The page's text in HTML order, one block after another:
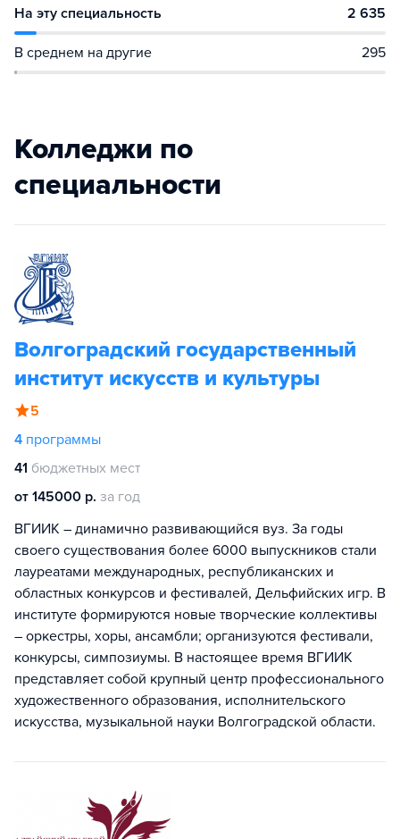
На эту специальность 2 635
В среднем на другие 295
Колледжи по
специальности
Волгоградский государственный
институт искусств и культуры
5
4 программы
41 бюджетных мест
от 145000 р. за год
ВГИИК – динамично развивающийся вуз. За годы
своего существования более 6000 выпускников стали
лауреатами международных, республиканских и
областных конкурсов и фестивалей, Дельфийских игр. В
институте формируются новые творческие коллективы
– оркестры, хоры, ансамбли; организуются фестивали,
конкурсы, симпозиумы. В настоящее время ВГИИК
представляет собой крупный центр профессионального
художественного образования, исполнительского
искусства, музыкальной науки Волгоградской области.